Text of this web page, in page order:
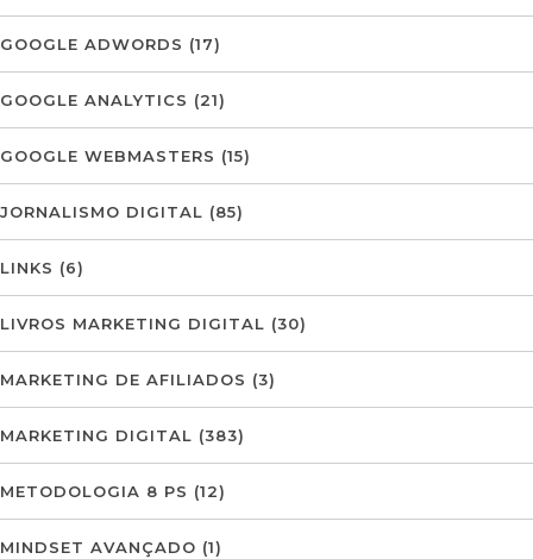
GOOGLE ADWORDS (17)
GOOGLE ANALYTICS (21)
GOOGLE WEBMASTERS (15)
JORNALISMO DIGITAL (85)
LINKS (6)
LIVROS MARKETING DIGITAL (30)
MARKETING DE AFILIADOS (3)
MARKETING DIGITAL (383)
METODOLOGIA 8 PS (12)
MINDSET AVANÇADO (1)